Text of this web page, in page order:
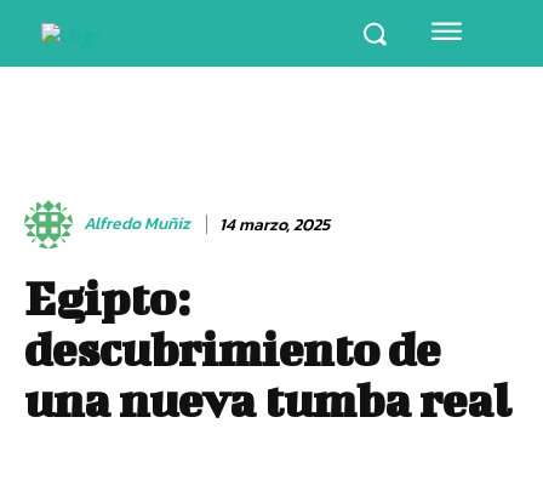
Alfredo Muñiz 14 marzo, 2025
Egipto:
descubrimiento de
una nueva tumba real